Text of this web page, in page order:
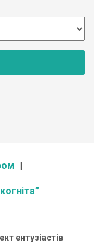
ентузіастів